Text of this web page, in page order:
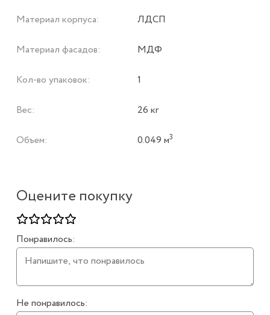
Оцените покупку
Понравилось:
Не понравилось:
Материал корпуса: ЛДСП
Материал фасадов: МДФ
Кол-во упаковок: 1
Вес: 26 кг
Объем: 0.049 м3